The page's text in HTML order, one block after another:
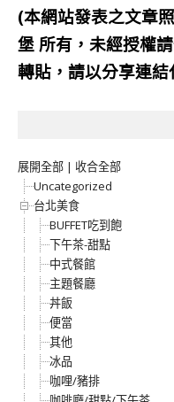
(本網站發表之文章
堡 所有，未經授權
轉貼，請以分享連
展開全部 | 收合全部
Uncategorized
台北美食
BUFFET吃到飽
下午茶-甜點
中式餐館
主題餐廳
丼飯
便當
其他
冰品
咖哩/豬排